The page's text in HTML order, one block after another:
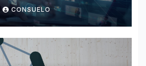
CONSUELO